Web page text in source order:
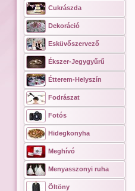
Cukrászda
Dekoráció
Esküvőszervező
Ékszer-Jegygyűrű
Étterem-Helyszín
Fodrászat
Fotós
Hidegkonyha
Meghívó
Menyasszonyi ruha
Öltöny